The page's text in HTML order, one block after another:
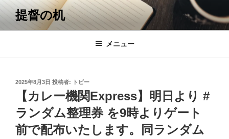
コ
テ
提督の机
メニュー
投
2025年8月3日 投稿者: トビー
【カレー機関Express】明日より #
ランダム整理券 を9時よりゲート
前で配布いたします。同ランダム